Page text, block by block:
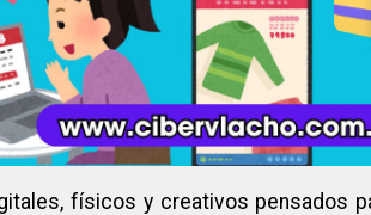
físicos y creativos pensados